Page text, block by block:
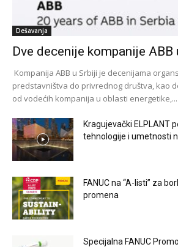
Dešavanja
Dve decenije kompanije ABB
Kompanija ABB u Srbiji je decenijama
predstavništva do privrednog društva, kao
od vodećih kompanija u oblasti energetike,...
Kragujevački ELPLANT
tehnologije i umetnosti
FANUC na “A-listi” za
promena
Specijalna FANUC